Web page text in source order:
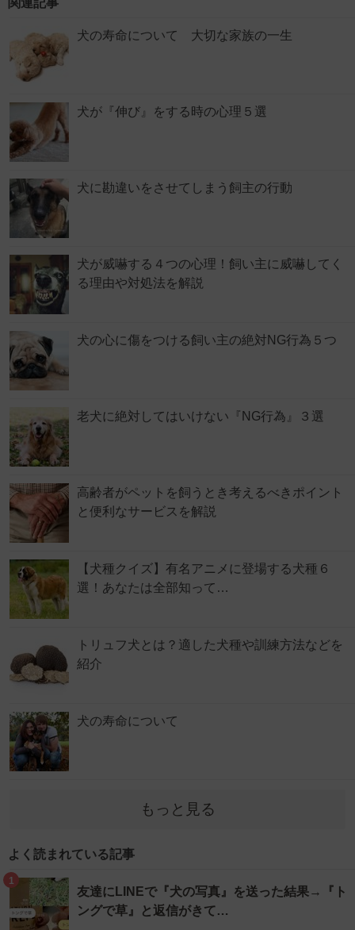
関連記事
犬の寿命について 大切な家族の一生
犬が『伸び』をする時の心理５選
犬に勘違いをさせてしまう飼主の行動
犬が威嚇する４つの心理！飼い主に威嚇してく
る理由や対処法を解説
犬の心に傷をつける飼い主の絶対NG行為５つ
老犬に絶対してはいけない『NG行為』３選
高齢者がペットを飼うとき考えるべきポイント
と便利なサービスを解説
【犬種クイズ】有名アニメに登場する犬種６
選！あなたは全部知って…
トリュフ犬とは？適した犬種や訓練方法などを
紹介
犬の寿命について
もっと見る
よく読まれている記事
1
友達にLINEで『犬の写真』を送った結果→『ト
ングで草』と返信がきて…